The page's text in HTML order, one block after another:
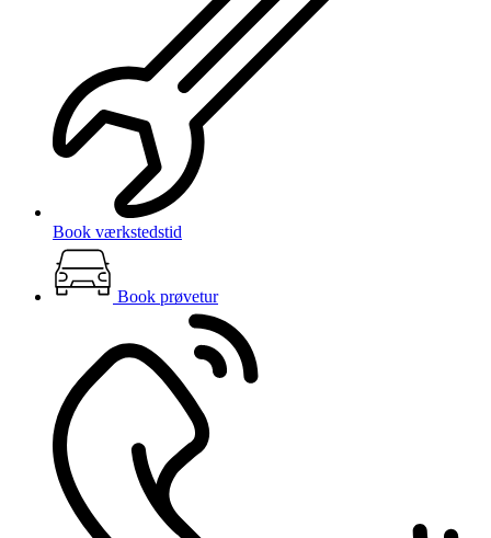
Book værkstedstid
Book prøvetur